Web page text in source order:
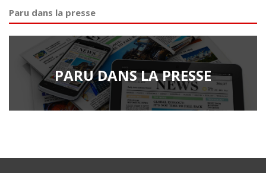
Paru dans la presse
PARU DANS LA PRESSE